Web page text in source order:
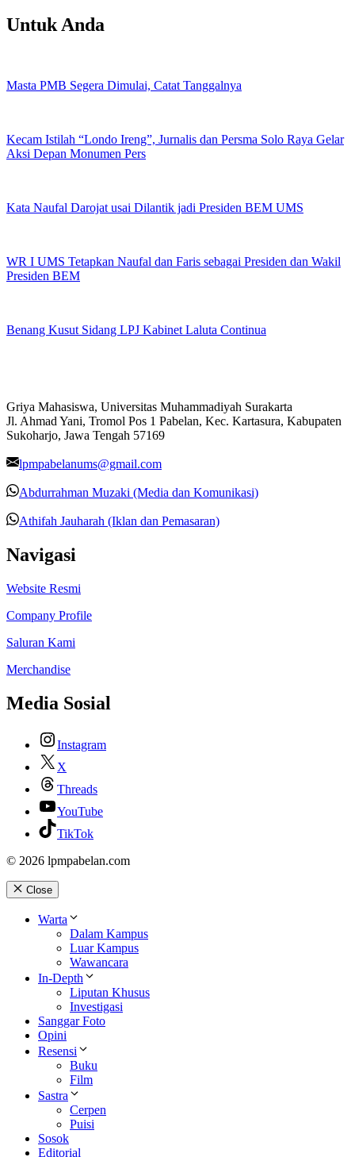
Untuk Anda
Masta PMB Segera Dimulai, Catat Tanggalnya
Kecam Istilah “Londo Ireng”, Jurnalis dan Persma Solo Raya Gelar
Aksi Depan Monumen Pers
Kata Naufal Darojat usai Dilantik jadi Presiden BEM UMS
WR I UMS Tetapkan Naufal dan Faris sebagai Presiden dan Wakil
Presiden BEM
Benang Kusut Sidang LPJ Kabinet Laluta Continua
Griya Mahasiswa, Universitas Muhammadiyah Surakarta
Jl. Ahmad Yani, Tromol Pos 1 Pabelan, Kec. Kartasura, Kabupaten
Sukoharjo, Jawa Tengah 57169
lpmpabelanums@gmail.com
Abdurrahman Muzaki (Media dan Komunikasi)
Athifah Jauharah (Iklan dan Pemasaran)
Navigasi
Website Resmi
Company Profile
Saluran Kami
Merchandise
Media Sosial
Instagram
X
Threads
YouTube
TikTok
© 2026 lpmpabelan.com
Close
Warta
Dalam Kampus
Luar Kampus
Wawancara
In-Depth
Liputan Khusus
Investigasi
Sanggar Foto
Opini
Resensi
Buku
Film
Sastra
Cerpen
Puisi
Sosok
Editorial